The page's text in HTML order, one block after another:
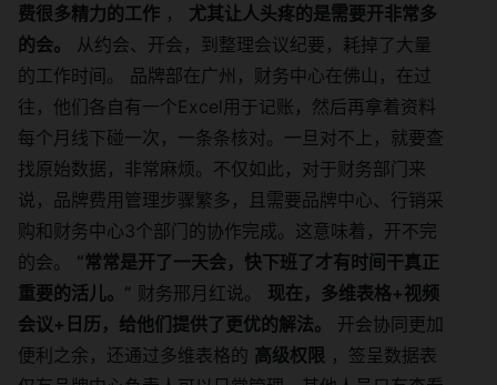
费很多精力的工作 ， 尤其让人头疼的是需要开非常多
的会。
从约会、开会，到整理会议纪要，耗掉了大量
的工作时间。 品牌部在广州，财务中心在佛山，在过
往，他们各自有一个Excel用于记账，然后再拿着资料
每个月线下碰一次，一条条核对。一旦对不上，就要查
找原始数据，非常麻烦。不仅如此，对于财务部门来
说，品牌费用管理步骤繁多，且需要品牌中心、行销采
购和财务中心3个部门的协作完成。这意味着，开不完
的会。 “常常是开了一天会，快下班了才有时间干真正
重要的活儿。” 财务邢月红说。 现在，多维表格+视频
会议+日历，给他们提供了更优的解法。
开会协同更加
便利之余，还通过多维表格的 高级权限 ，签呈数据表